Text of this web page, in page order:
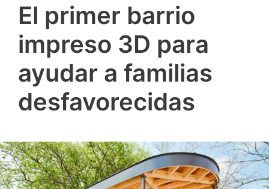
El primer barrio
impreso 3D para
ayudar a familias
desfavorecidas